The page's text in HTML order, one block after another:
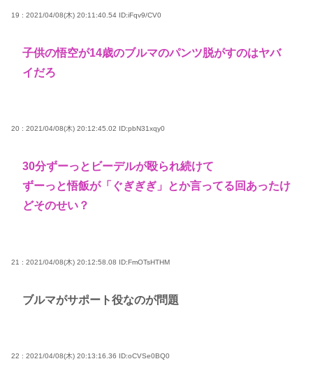
19 : 2021/04/08(木) 20:11:40.54 ID:iFqv9/CV0
子供の悟空が14歳のブルマのパンツ脱がすのはヤバ
イだろ
20 : 2021/04/08(木) 20:12:45.02 ID:pbN31xqy0
30分ずーっとビーデルが殴られ続けて
ずーっと悟飯が「ぐぎぎぎ」とか言ってる回あったけ
どそのせい？
21 : 2021/04/08(木) 20:12:58.08 ID:FmOTsHTHM
ブルマがサポート役なのが問題
22 : 2021/04/08(木) 20:13:16.36 ID:oCVSe0BQ0